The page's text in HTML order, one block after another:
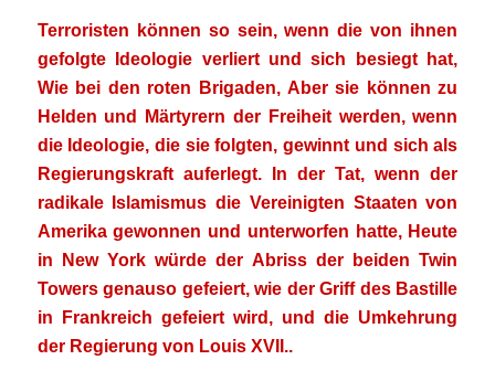
Terroristen können so sein, wenn die von ihnen
gefolgte Ideologie verliert und sich besiegt hat,
Wie bei den roten Brigaden, Aber sie können zu
Helden und Märtyrern der Freiheit werden, wenn
die Ideologie, die sie folgten, gewinnt und sich als
Regierungskraft auferlegt. In der Tat, wenn der
radikale Islamismus die Vereinigten Staaten von
Amerika gewonnen und unterworfen hatte, Heute
in New York würde der Abriss der beiden Twin
Towers genauso gefeiert, wie der Griff des Bastille
in Frankreich gefeiert wird, und die Umkehrung
der Regierung von Louis XVII..